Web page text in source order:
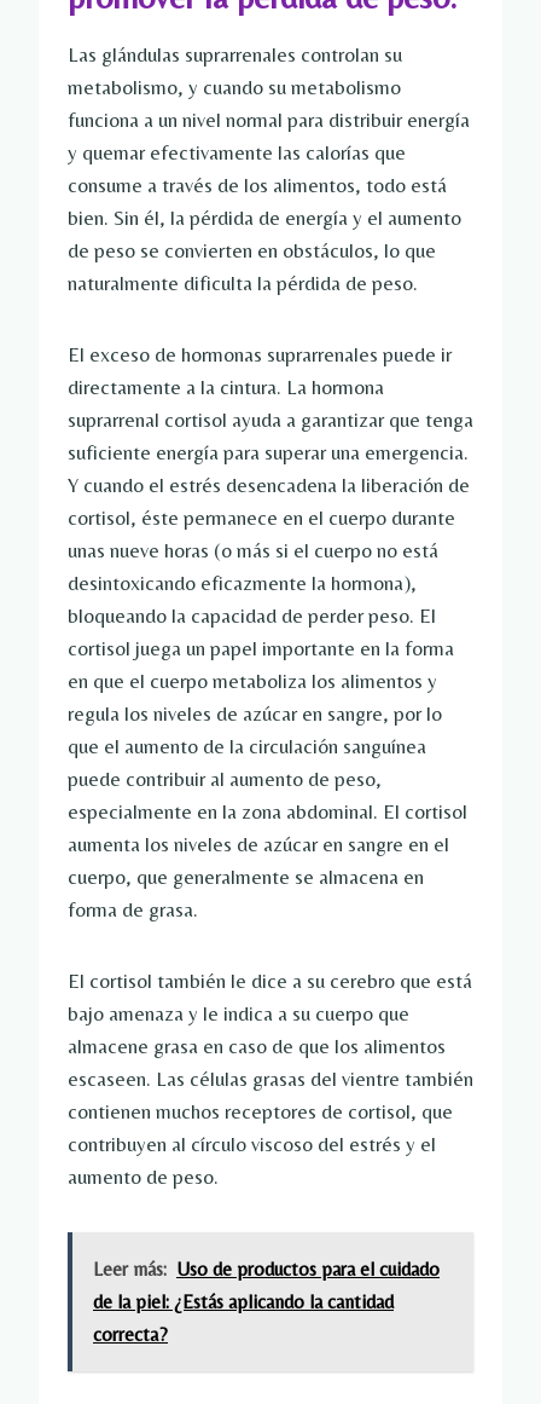
Las glándulas suprarrenales controlan su
metabolismo, y cuando su metabolismo
funciona a un nivel normal para distribuir energía
y quemar efectivamente las calorías que
consume a través de los alimentos, todo está
bien. Sin él, la pérdida de energía y el aumento
de peso se convierten en obstáculos, lo que
naturalmente dificulta la pérdida de peso.
El exceso de hormonas suprarrenales puede ir
directamente a la cintura. La hormona
suprarrenal cortisol ayuda a garantizar que tenga
suficiente energía para superar una emergencia.
Y cuando el estrés desencadena la liberación de
cortisol, éste permanece en el cuerpo durante
unas nueve horas (o más si el cuerpo no está
desintoxicando eficazmente la hormona),
bloqueando la capacidad de perder peso. El
cortisol juega un papel importante en la forma
en que el cuerpo metaboliza los alimentos y
regula los niveles de azúcar en sangre, por lo
que el aumento de la circulación sanguínea
puede contribuir al aumento de peso,
especialmente en la zona abdominal. El cortisol
aumenta los niveles de azúcar en sangre en el
cuerpo, que generalmente se almacena en
forma de grasa.
El cortisol también le dice a su cerebro que está
bajo amenaza y le indica a su cuerpo que
almacene grasa en caso de que los alimentos
escaseen. Las células grasas del vientre también
contienen muchos receptores de cortisol, que
contribuyen al círculo viscoso del estrés y el
aumento de peso.
Leer más: Uso de productos para el cuidado
de la piel: ¿Estás aplicando la cantidad
correcta?